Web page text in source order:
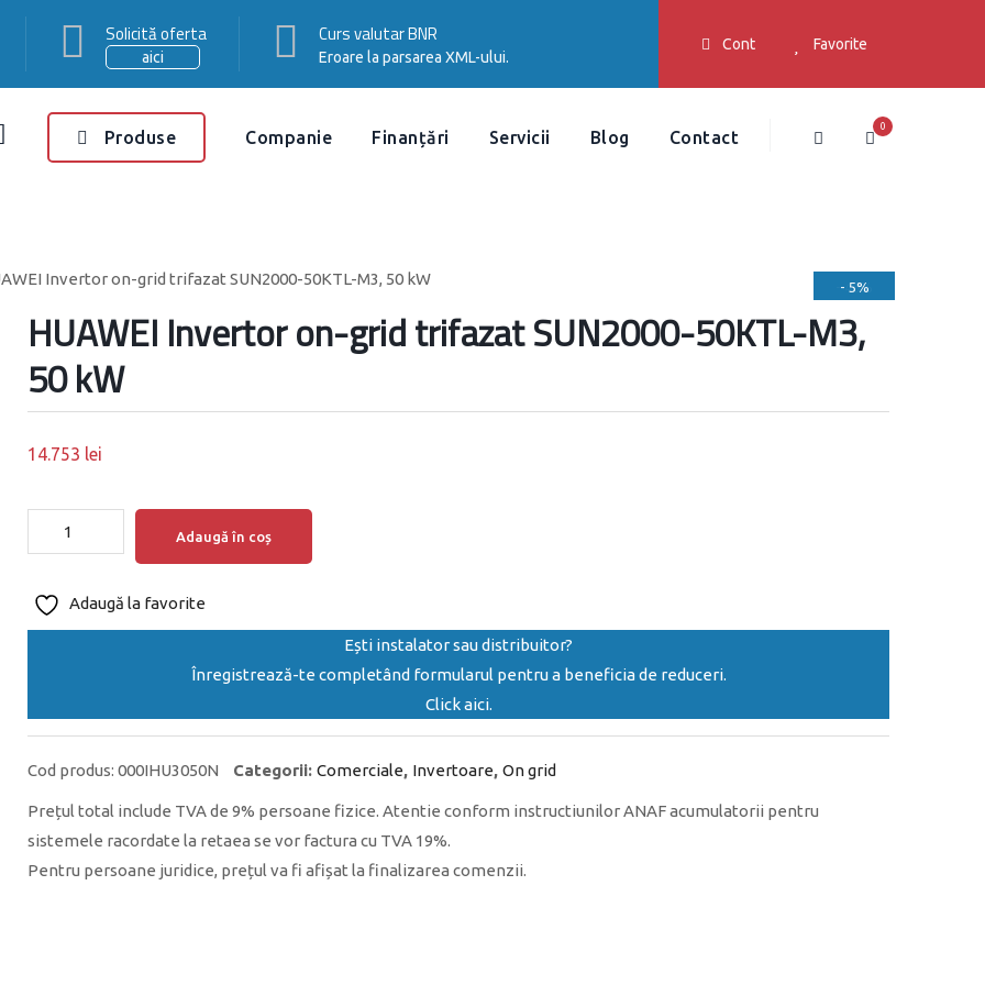
Solicită oferta
aici
Curs valutar BNR
Eroare la parsarea XML-ului.
Cont Favorite
0
Produse Companie Finanțări Servicii Blog Contact
Invertor on-grid trifazat SUN2000-50KTL-M3, 50 kW - 5%
HUAWEI Invertor on-grid trifazat SUN2000-50KTL-M3,
50 kW
14.753 lei
Cantitate
HUAWEI
on-
M3,
kW
Adaugă în coș
Adaugă la favorite
Ești instalator sau distribuitor?
Înregistrează-te completând formularul pentru a beneficia de reduceri.
Click aici.
Cod produs:000IHU3050N Categorii:Comerciale, Invertoare,On grid
Prețul total include TVA de 9% persoane fizice. Atentie conform instructiunilor ANAF acumulatorii pentru
sistemele racordate la retaea se vor factura cu TVA 19%.
Pentru persoane juridice, prețul va fi afișat la finalizarea comenzii.
- 12%
- 46%
- 5%